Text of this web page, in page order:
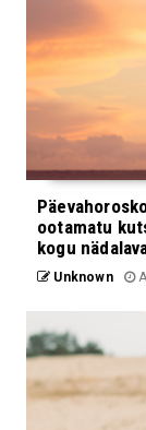
ootamatu
kogu
Unknown